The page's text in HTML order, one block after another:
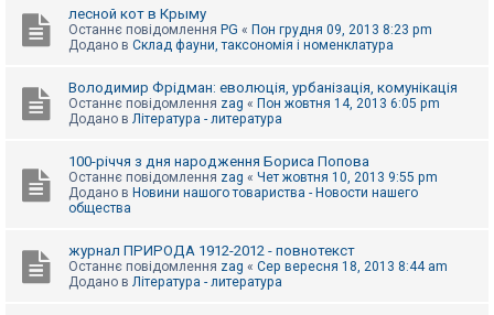
е
и
е
лесной кот в Крыму
Останнє повідомлення PG « Пон грудня 09, 2013 8:23 pm
Додано в Склад фауни, таксономія і номенклатура
Володимир Фрідман: еволюція, урбанізація, комунікація
Останнє повідомлення zag « Пон жовтня 14, 2013 6:05 pm
Додано в Література - литература
100-річчя з дня народження Бориса Попова
Останнє повідомлення zag « Чет жовтня 10, 2013 9:55 pm
Додано в Новини нашого товариства - Новости нашего
общества
журнал ПРИРОДА 1912-2012 - повнотекст
Останнє повідомлення zag « Сер вересня 18, 2013 8:44 am
Додано в Література - литература